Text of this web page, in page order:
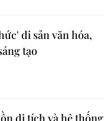
di sản văn hóa,
tạo
di tích và hệ thống